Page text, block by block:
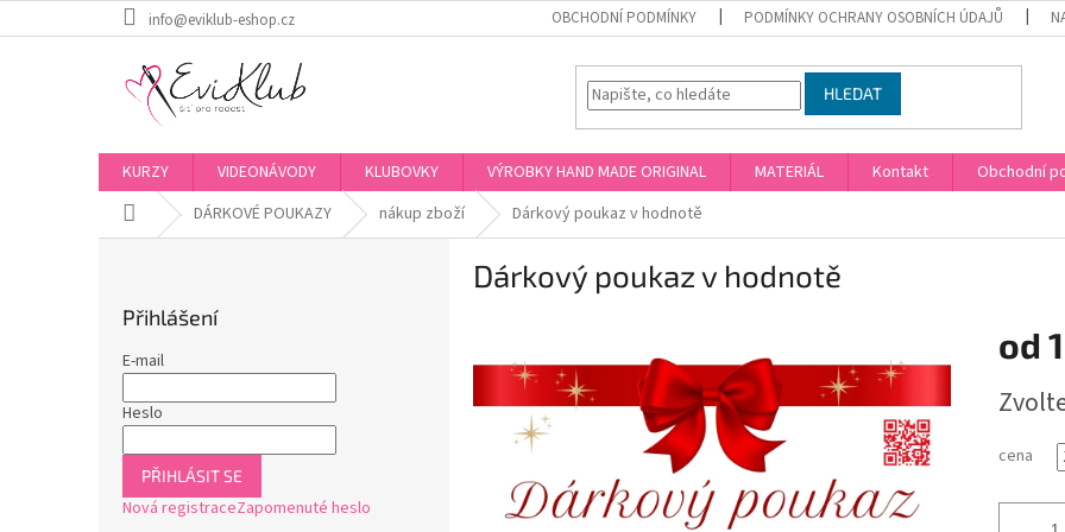
na
info@eviklub-eshop.cz OBCHODNÍ PODMÍNKY PODMÍNKY OCHRANY OSOBNÍCH ÚDAJŮ
HLEDAT
KURZY VIDEONÁVODY KLUBOVKY VÝROBKY HAND MADE ORIGINAL MATERIÁL Kontakt Obchodní
Domů DÁRKOVÉ POUKAZY nákup zboží Dárkový poukaz v hodnotě
Přihlášení
E-mail
Heslo
PŘIHLÁSIT SE
Nová registraceZapomenuté heslo
Dárkový poukaz v hodnotě
od
cena:
cena